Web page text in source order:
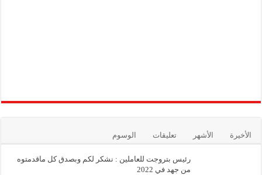
الأخيرة الأشهر تعليقات الوسوم
رئيس بتروجت للعاملين : نشكر لكم وبصدق كل ماقدمتوه
من جهد في 2022